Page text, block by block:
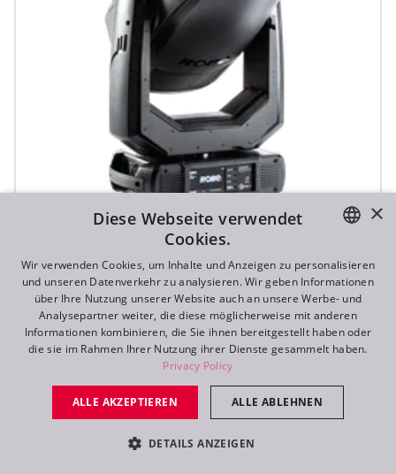
T1 Profile FS™
ENGLISH
FR
RU
×
Diese Webseite verwendet
Cookies.
Wir verwenden Cookies, um Inhalte und Anzeigen zu personalisieren
und unseren Datenverkehr zu analysieren. Wir geben Informationen
über Ihre Nutzung unserer Website auch an unsere Werbe- und
Analysepartner weiter, die diese möglicherweise mit anderen
Informationen kombinieren, die Sie ihnen bereitgestellt haben oder
die sie im Rahmen Ihrer Nutzung ihrer Dienste gesammelt haben.
Privacy Policy
ALLE AKZEPTIEREN ALLE ABLEHNEN
DETAILS ANZEIGEN